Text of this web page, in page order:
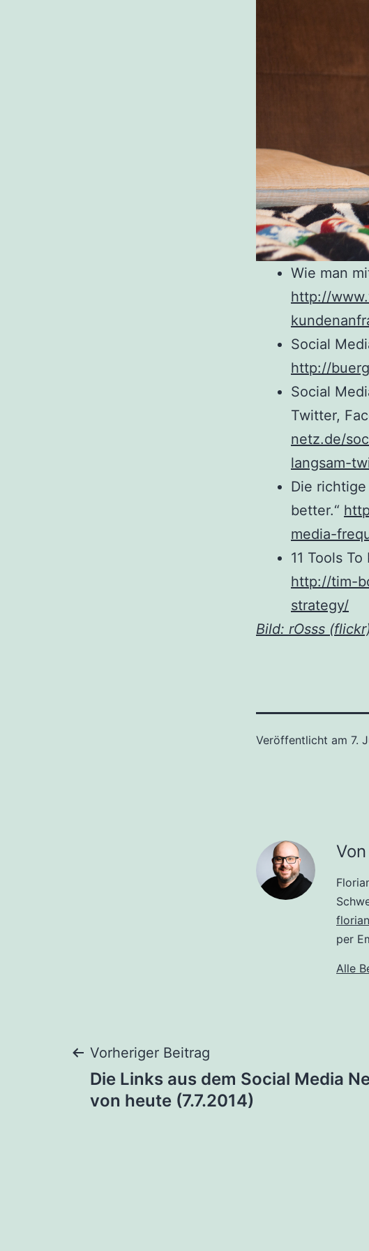
Wie man
http://
Social
http://
Social
Twitter,
netz.de/
langsam-
Die
better.“
media-
11 Tools
http://tim-
strategy/
Bild: rOsss
Veröffentlicht am 7.
per
Alle
Beitragsnavigation
Vorheriger Beitrag
Die Links aus dem Social Media
von heute (7.7.2014)